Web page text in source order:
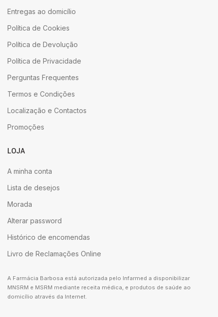
Entregas ao domicílio
Política de Cookies
Política de Devolução
Política de Privacidade
Perguntas Frequentes
Termos e Condições
Localização e Contactos
Promoções
LOJA
A minha conta
Lista de desejos
Morada
Alterar password
Histórico de encomendas
Livro de Reclamações Online
A Farmácia Barbosa está autorizada pelo Infarmed a disponibilizar
MNSRM e MSRM mediante receita médica, e produtos de saúde ao
domicílio através da Internet.